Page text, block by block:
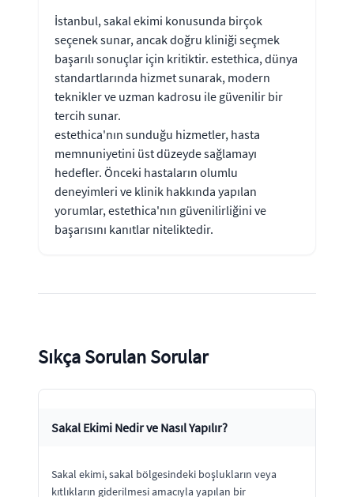
İstanbul, sakal ekimi konusunda birçok
seçenek sunar, ancak doğru kliniği seçmek
başarılı sonuçlar için kritiktir. estethica, dünya
standartlarında hizmet sunarak, modern
teknikler ve uzman kadrosu ile güvenilir bir
tercih sunar.
estethica'nın sunduğu hizmetler, hasta
memnuniyetini üst düzeyde sağlamayı
hedefler. Önceki hastaların olumlu
deneyimleri ve klinik hakkında yapılan
yorumlar, estethica'nın güvenilirliğini ve
başarısını kanıtlar niteliktedir.
Sıkça Sorulan Sorular
Sakal Ekimi Nedir ve Nasıl Yapılır?
Sakal ekimi, sakal bölgesindeki boşlukların veya
kıtlıkların giderilmesi amacıyla yapılan bir